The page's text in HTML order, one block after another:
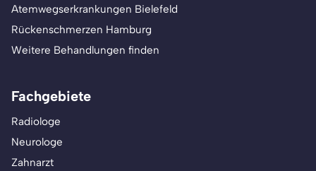
Atemwegserkrankungen Bielefeld
Rückenschmerzen Hamburg
Weitere Behandlungen finden
Fachgebiete
Radiologe
Neurologe
Zahnarzt